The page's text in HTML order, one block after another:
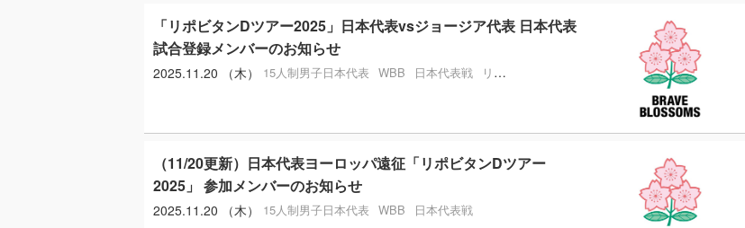
「リポビタンDツアー2025」日本代表vsジョージア代表 日本代表
試合登録メンバーのお知らせ
2025.11.20 （木） 15人制男子日本代表 WBB 日本代表戦 リポビタンDツアー2025
（11/20更新）日本代表ヨーロッパ遠征「リポビタンDツアー
2025」 参加メンバーのお知らせ
2025.11.20 （木） 15人制男子日本代表 WBB 日本代表戦